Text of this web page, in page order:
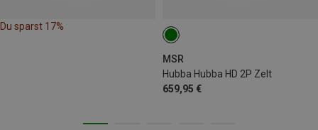
Du sparst 17%
MSR
Hubba Hubba HD 2P Zelt
659,95 €